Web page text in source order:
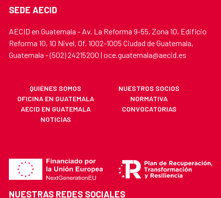
SEDE AECID
AECID en Guatemala - Av. La Reforma 9-55, Zona 10, Edificio
Reforma 10, 10 Nivel. Of. 1002-1005 Ciudad de Guatemala,
Guatemala - (502) 24215200 | oce.guatemala@aecid.es
QUIÉNES SOMOS
NUESTROS SOCIOS
OFICINA EN GUATEMALA
NORMATIVA
AECID EN GUATEMALA
CONVOCATORIAS
NOTICIAS
NUESTRAS REDES SOCIALES